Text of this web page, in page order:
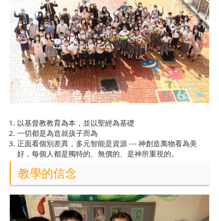
以基督教教育為本，並以聖經為基礎
一切都是為造就孩子而為
正面看個別差異，多元智能是資源 --- 神創造萬物看為美
好，每個人都是獨特的、無價的、是神所重視的。
教學的信念